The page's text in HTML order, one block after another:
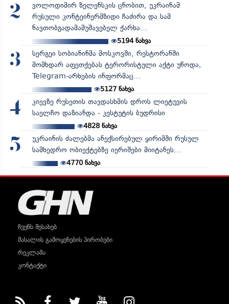
2
ვოლოდიმირ ზელენსკის ცნობით, უკრაინამ
რუსული კონტეინერმზიდი ჩაძირა და სამ
ნავთობგადამამუშავებელ ქარხა...
5194ნახვა
3
სერგეი სობიანინმა მოსკოვში, რესტორანში
მომხდარ აფეთქებას ტერორისტული აქტი უწოდა,
Telegram-არხების ინფორმაც...
5127ნახვა
4
კიევზე რუსეთის თავდასხმის დროს ლიეტუვის
საელჩო დაზიანდა - კესტუტის ბუდრისი
4828ნახვა
5
უკრაინის ძალებმა ანექსირებულ ყირიმში რუსულ
სამხედრო ობიექტებზე იერიშები მიიტანეს...
4770ნახვა
ჩვენს შესახებ
მასალის გამოყენების პირობები
რეკლამა
კონტაქტი